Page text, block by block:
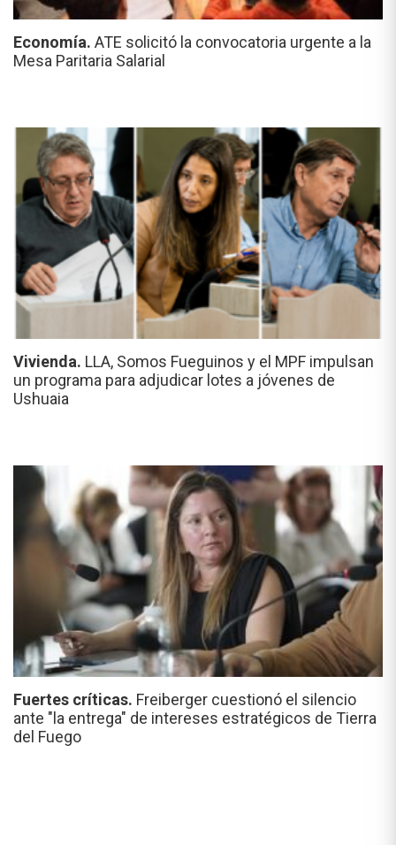
Economía. ATE solicitó la convocatoria urgente a la
Mesa Paritaria Salarial
Vivienda. LLA, Somos Fueguinos y el MPF impulsan
un programa para adjudicar lotes a jóvenes de
Ushuaia
Fuertes críticas. Freiberger cuestionó el silencio
ante "la entrega" de intereses estratégicos de Tierra
del Fuego